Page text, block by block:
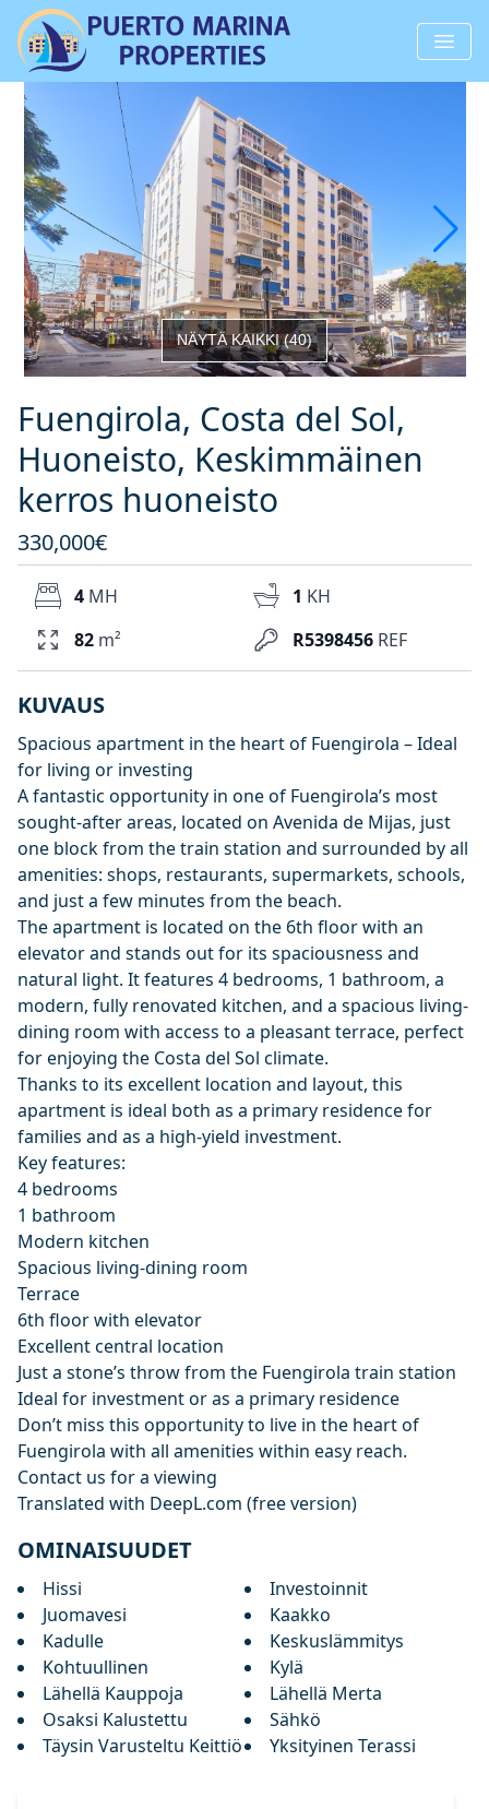
NÄYTÄ KAIKKI(40)
Fuengirola, Costa del Sol,
Huoneisto, Keskimmäinen
kerros huoneisto
330,000€
R5398456 REF
4 MH 1 KH
82 m²
KUVAUS
Spacious apartment in the heart of Fuengirola – Ideal
for living or investing
A fantastic opportunity in one of Fuengirola’s most
sought-after areas, located on Avenida de Mijas, just
one block from the train station and surrounded by all
amenities: shops, restaurants, supermarkets, schools,
and just a few minutes from the beach.
The apartment is located on the 6th floor with an
elevator and stands out for its spaciousness and
natural light. It features 4 bedrooms, 1 bathroom, a
modern, fully renovated kitchen, and a spacious living-
dining room with access to a pleasant terrace, perfect
for enjoying the Costa del Sol climate.
Thanks to its excellent location and layout, this
apartment is ideal both as a primary residence for
families and as a high-yield investment.
Key features:
4 bedrooms
1 bathroom
Modern kitchen
Spacious living-dining room
Terrace
6th floor with elevator
Excellent central location
Just a stone’s throw from the Fuengirola train station
Ideal for investment or ‌as ‌a ‌primary ‌residence
Don’t ‌miss this opportunity to live ‌in ‌the ‌heart of
Fuengirola ‌with ‌all ‌amenities ‌within easy ‌reach.
Contact ‌us for ‌a ‌viewing ‌
Translated ‌with ‌DeepL.com ‌(free ‌version)
OMINAISUUDET
Hissi
Investoinnit
Juomavesi
Kaakko
Kadulle
Keskuslämmitys
Kohtuullinen
Kylä
Lähellä Kauppoja
Lähellä Merta
Osaksi Kalustettu
Sähkö
Täysin Varusteltu Keittiö
Yksityinen Terassi